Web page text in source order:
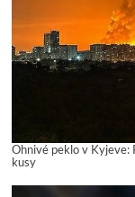
Ohnivé peklo v Kyjeve:
kusy